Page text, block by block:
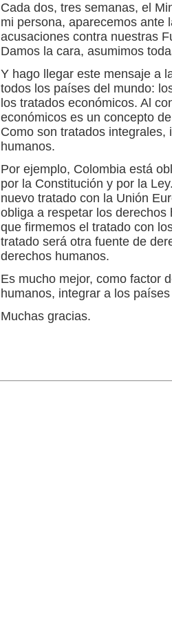
Cada dos, tres semanas, el
mi persona, aparecemos ante
acusaciones contra nuestras
Damos la cara, asumimos
Y hago llegar este mensaje a
todos los países del mundo:
los tratados económicos. Al
económicos es un concepto
Como son tratados
humanos.
Por ejemplo, Colombia está
por la Constitución y por la
nuevo tratado con la Unión
obliga a respetar los
que firmemos el tratado con
tratado será otra fuente de
derechos humanos.
Es mucho mejor, como factor
humanos, integrar a los
Muchas gracias.